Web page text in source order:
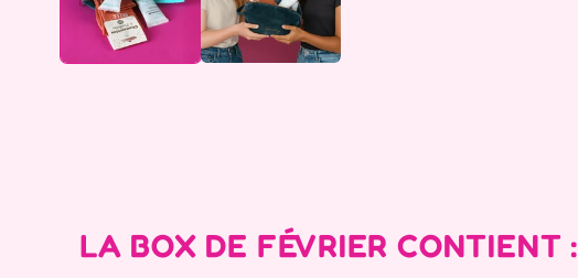
LA BOX DE FÉVRIER CONTIENT :